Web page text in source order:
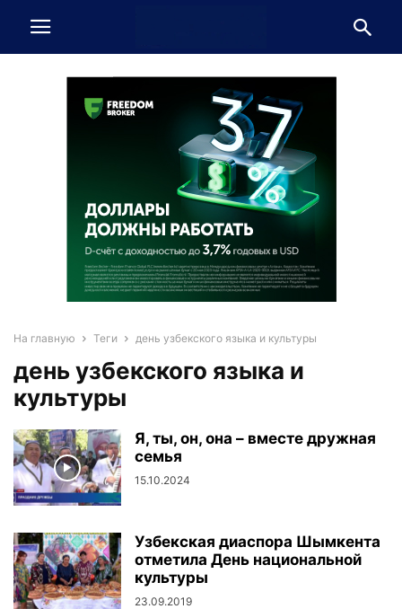
На главную Теги день узбекского языка и культуры
день узбекского языка и
культуры
Я, ты, он, она – вместе дружная
семья
15.10.2024
Узбекская диаспора Шымкента
отметила День национальной
культуры
23.09.2019